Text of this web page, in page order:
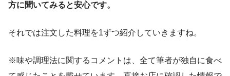
方に聞いてみると安心です。
それでは注文した料理を1ずつ紹介していきますね。
※味や調理法に関するコメントは、全て筆者が独自に食べ